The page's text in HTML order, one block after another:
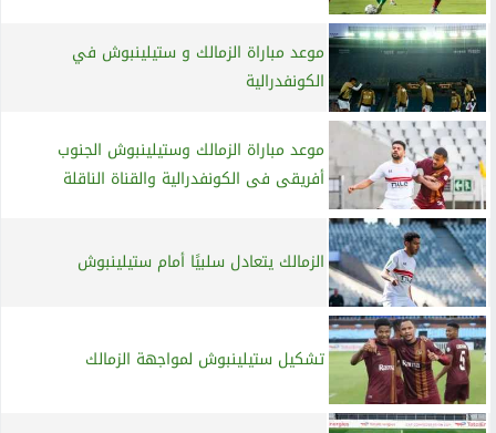
موعد مباراة الزمالك و ستيلينبوش في
الكونفدرالية
موعد مباراة الزمالك وستيلينبوش الجنوب
أفريقى فى الكونفدرالية والقناة الناقلة
الزمالك يتعادل سلبيًا أمام ستيلينبوش
تشكيل ستيلينبوش لمواجهة الزمالك